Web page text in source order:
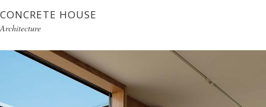
CONCRETE HOUSE
Architecture